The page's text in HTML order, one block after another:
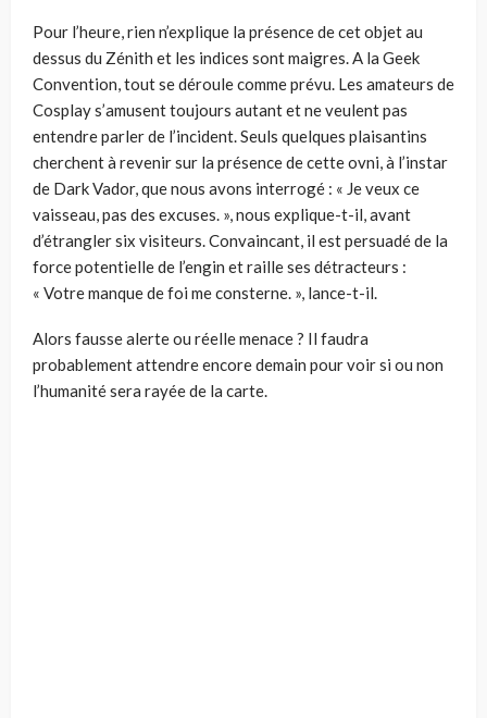
Pour l’heure, rien n’explique la présence de cet objet au
dessus du Zénith et les indices sont maigres. A la Geek
Convention, tout se déroule comme prévu. Les amateurs de
Cosplay s’amusent toujours autant et ne veulent pas
entendre parler de l’incident. Seuls quelques plaisantins
cherchent à revenir sur la présence de cette ovni, à l’instar
de Dark Vador, que nous avons interrogé : « Je veux ce
vaisseau, pas des excuses. », nous explique-t-il, avant
d’étrangler six visiteurs. Convaincant, il est persuadé de la
force potentielle de l’engin et raille ses détracteurs :
« Votre manque de foi me consterne. », lance-t-il.
Alors fausse alerte ou réelle menace ? Il faudra
probablement attendre encore demain pour voir si ou non
l’humanité sera rayée de la carte.